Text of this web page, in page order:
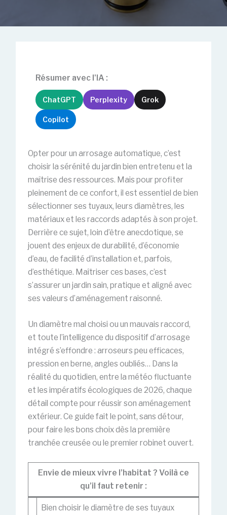
Résumer avec l'IA :
ChatGPT Perplexity Grok
Copilot
Opter pour un arrosage automatique, c’est
choisir la sérénité du jardin bien entretenu et la
maîtrise des ressources. Mais pour profiter
pleinement de ce confort, il est essentiel de bien
sélectionner ses tuyaux, leurs diamètres, les
matériaux et les raccords adaptés à son projet.
Derrière ce sujet, loin d’être anecdotique, se
jouent des enjeux de durabilité, d’économie
d’eau, de facilité d’installation et, parfois,
d’esthétique. Maîtriser ces bases, c’est
s’assurer un jardin sain, pratique et aligné avec
ses valeurs d’aménagement raisonné.
Un diamètre mal choisi ou un mauvais raccord,
et toute l’intelligence du dispositif d’arrosage
intégré s’effondre : arroseurs peu efficaces,
pression en berne, angles oubliés… Dans la
réalité du quotidien, entre la météo fluctuante
et les impératifs écologiques de 2026, chaque
détail compte pour réussir son aménagement
extérieur. Ce guide fait le point, sans détour,
pour faire les bons choix dès la première
tranchée creusée ou le premier robinet ouvert.
Envie de mieux vivre l’habitat ? Voilà ce
qu’il faut retenir :
Bien choisir le diamètre de ses tuyaux